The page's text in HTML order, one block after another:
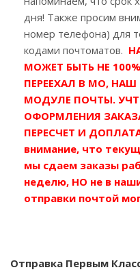
дня! Также просим
номер телефона) для
кодами почтоматов.
МОЖЕТ БЫТЬ НЕ
ПЕРЕЕХАЛ В МО,
МОДУЛЕ ПОЧТЫ.
ОФОРМЛЕНИЯ
ПЕРЕСЧЕТ И
внимание, что
мы сдаем заказы
неделю, НО не в
отправки почтой
Отправка Первым